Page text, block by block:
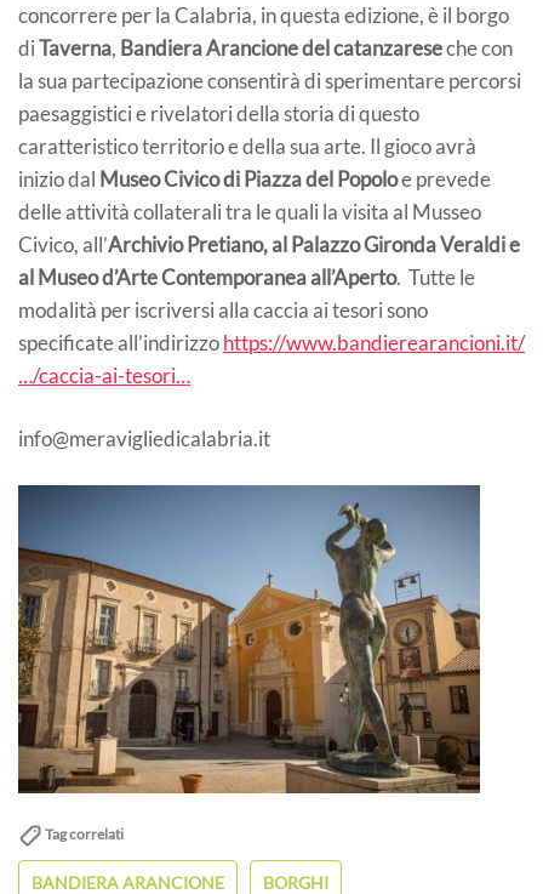
concorrere per la Calabria, in questa edizione, è il borgo
diTaverna, Bandiera Arancione del catanzareseche con
la sua partecipazione consentirà di sperimentare percorsi
paesaggistici e rivelatori della storia di questo
caratteristico territorio e della sua arte. Il gioco avrà
inizio dal Museo Civico di Piazza del Popoloe prevede
delle attività collaterali tra le quali la visita al Musseo
Civico, all’Archivio Pretiano, al Palazzo Gironda Veraldi e
al Museo d’Arte Contemporanea all’Aperto. Tutte le
modalità per iscriversi alla caccia ai tesori sono
specificate all’indirizzohttps://www.bandierearancioni.it/
…/caccia-ai-tesori…
info@meravigliedicalabria.it
Tag correlati
BANDIERA ARANCIONE BORGHI